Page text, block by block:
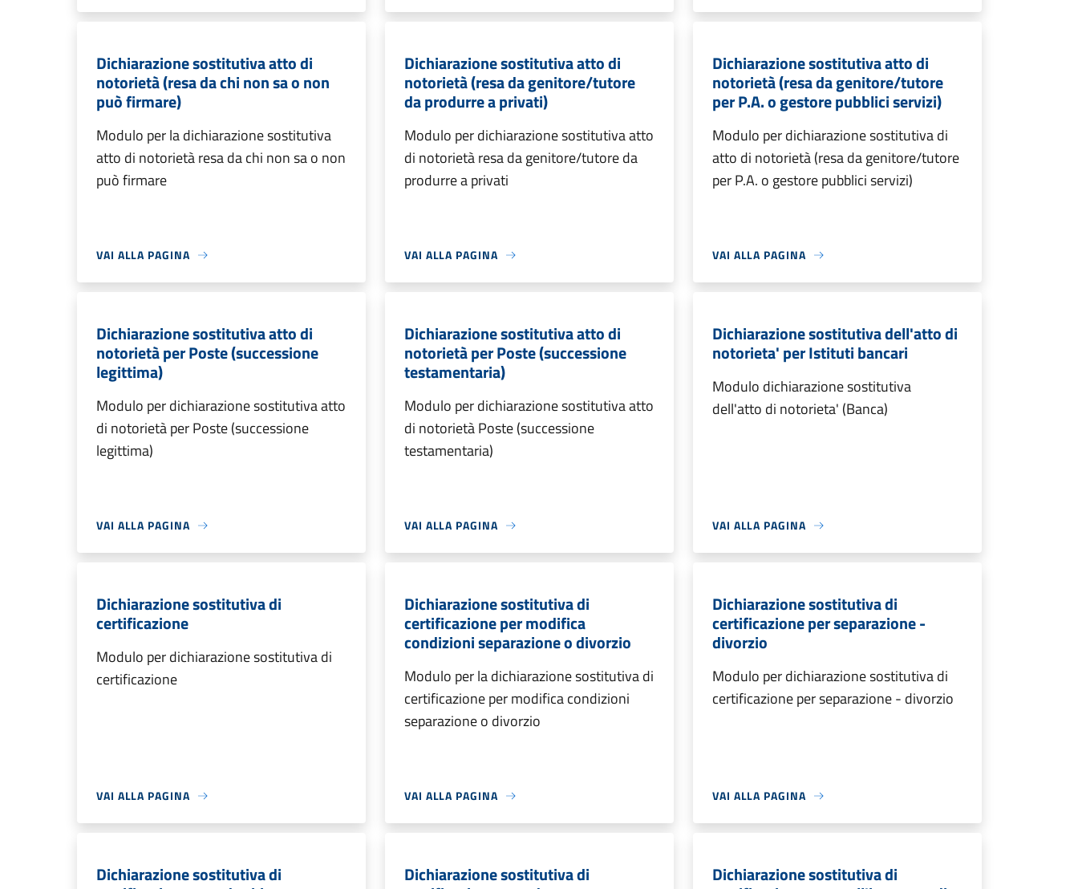
Dichiarazione sostitutiva atto di
notorietà (resa da chi non sa o non
può firmare)
Modulo per la dichiarazione sostitutiva
atto di notorietà resa da chi non sa o non
può firmare
VAI ALLA PAGINA
Dichiarazione sostitutiva atto di
notorietà (resa da genitore/tutore
da produrre a privati)
Modulo per dichiarazione sostitutiva atto
di notorietà resa da genitore/tutore da
produrre a privati
VAI ALLA PAGINA
Dichiarazione sostitutiva atto di
notorietà (resa da genitore/tutore
per P.A. o gestore pubblici servizi)
Modulo per dichiarazione sostitutiva di
atto di notorietà (resa da genitore/tutore
per P.A. o gestore pubblici servizi)
VAI ALLA PAGINA
Dichiarazione sostitutiva atto di
notorietà per Poste (successione
legittima)
Modulo per dichiarazione sostitutiva atto
di notorietà per Poste (successione
legittima)
VAI ALLA PAGINA
Dichiarazione sostitutiva atto di
notorietà per Poste (successione
testamentaria)
Modulo per dichiarazione sostitutiva atto
di notorietà Poste (successione
testamentaria)
VAI ALLA PAGINA
Dichiarazione sostitutiva dell'atto di
notorieta' per Istituti bancari
Modulo dichiarazione sostitutiva
dell'atto di notorieta' (Banca)
VAI ALLA PAGINA
Dichiarazione sostitutiva di
certificazione
Modulo per dichiarazione sostitutiva di
certificazione
VAI ALLA PAGINA
Dichiarazione sostitutiva di
certificazione per modifica
condizioni separazione o divorzio
Modulo per la dichiarazione sostitutiva di
certificazione per modifica condizioni
separazione o divorzio
VAI ALLA PAGINA
Dichiarazione sostitutiva di
certificazione per separazione -
divorzio
Modulo per dichiarazione sostitutiva di
certificazione per separazione - divorzio
VAI ALLA PAGINA
Dichiarazione sostitutiva di Dichiarazione sostitutiva di Dichiarazione sostitutiva di